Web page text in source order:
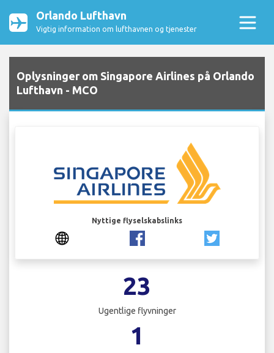
Orlando Lufthavn
Vigtig information om lufthavnen og tjenester
Oplysninger om Singapore Airlines på Orlando
Lufthavn - MCO
Nyttige flyselskabslinks
23
Ugentlige flyvninger
1